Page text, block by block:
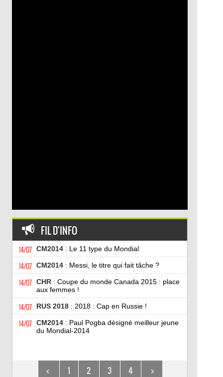
FIL D'INFO
14/07 CM2014: Le 11 type du Mondial
14/07 CM2014: Messi, le titre qui fait tâche ?
14/07 CHR: Coupe du monde Canada 2015 : place
aux femmes !
14/07 RUS 2018: 2018 : Cap en Russie !
14/07 CM2014: Paul Pogba désigné meilleur jeune
du Mondial-2014
< 1 2 3 4 >